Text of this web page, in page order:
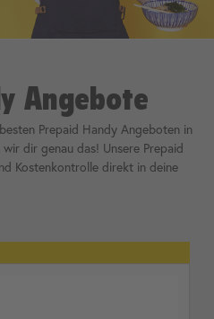
Angebote
Prepaid Handy Angeboten in
dir genau das! Unsere Prepaid
Kostenkontrolle direkt in deine